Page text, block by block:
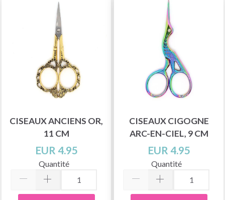
CISEAUX ANCIENS OR,
11 CM
EUR 4.95
Quantité
CISEAUX CIGOGNE
ARC-EN-CIEL, 9 CM
EUR 4.95
Quantité